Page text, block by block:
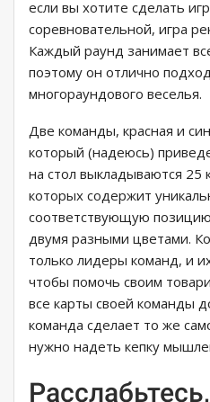
если вы хотите сделать
соревновательной, игра
Каждый раунд занимает
поэтому он отлично
многораундового веселья.
Две команды, красная и
который (надеюсь)
на стол выкладываются 25
которых содержит
соответствующую
двумя разными цветами.
только лидеры команд, и
чтобы помочь своим
все карты своей команды
команда сделает то же
нужно надеть кепку